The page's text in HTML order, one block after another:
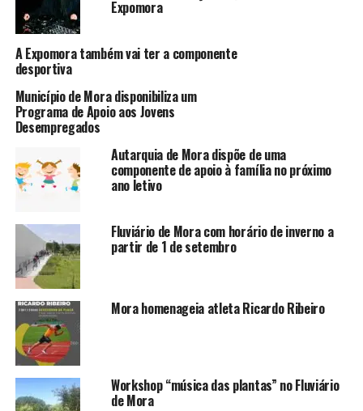
Expomora
A Expomora também vai ter a componente
desportiva
Município de Mora disponibiliza um
Programa de Apoio aos Jovens
Desempregados
Autarquia de Mora dispõe de uma
componente de apoio à família no próximo
ano letivo
Fluviário de Mora com horário de inverno a
partir de 1 de setembro
Mora homenageia atleta Ricardo Ribeiro
Workshop “música das plantas” no Fluviário
de Mora